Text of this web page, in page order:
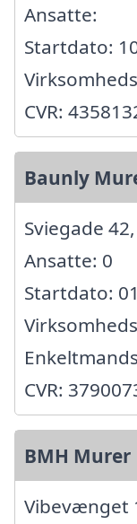
Ansatte:
Startdato:
CVR:
Baunly
Sviegade
Ansatte: 0
Startdato:
CVR:
BMH Murer
Vibevænget